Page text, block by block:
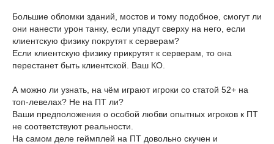
Большие обломки зданий, мостов и тому подобное, смогут ли
они нанести урон танку, если упадут сверху на него, если
клиентскую физику покрутят к серверам?
Если клиентскую физику прикрутят к серверам, то она
перестанет быть клиентской. Ваш КО.
А можно ли узнать, на чём играют игроки со статой 52+ на
топ-левелах? Не на ПТ ли?
Ваши предположения о особой любви опытных игроков к ПТ
не соответствуют реальности.
На самом деле геймплей на ПТ довольно скучен и